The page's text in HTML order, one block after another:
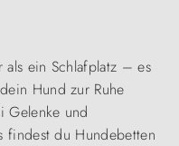
als ein Schlafplatz – es
Hund zur Ruhe
Gelenke und
findest du Hundebetten